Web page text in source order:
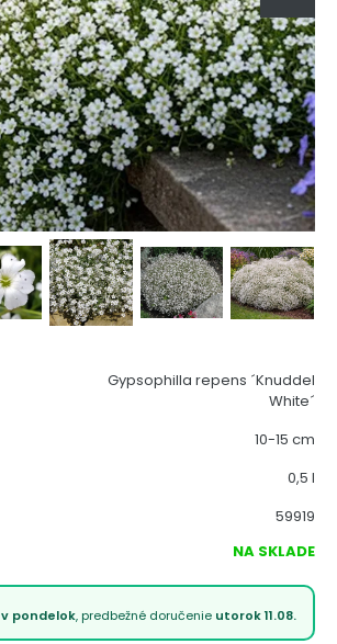
Gypsophilla repens ´Knuddel
White´
10-15 cm
0,5 l
59919
NA SKLADE
v pondelok, predbežné doručenie utorok 11.08.